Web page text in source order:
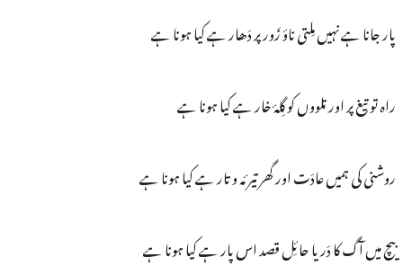
پار جانا ہے نہیں مِلتی ناؤ زَور پر دَھار ہے کیا ہونا ہے
راہ تو تیغ پر اور تلووں کو گِلۂ خار ہے کیا ہونا ہے
روشنی کی ہمیں عادَت اور گھر تیرئہ و تار ہے کیا ہونا ہے
بیچ میں آگ کا دَریا حائِل قصد اس پار ہے کیا ہونا ہے